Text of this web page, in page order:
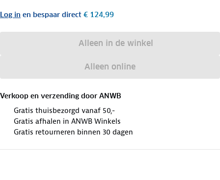
Log in en bespaar direct € 124,99
Alleen in de winkel
Alleen online
Verkoop en verzending door ANWB
Gratis thuisbezorgd vanaf 50,-
Gratis afhalen in ANWB Winkels
Gratis retourneren binnen 30 dagen